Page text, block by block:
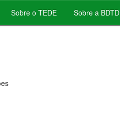
Sobre o TEDE Sobre a BDTD